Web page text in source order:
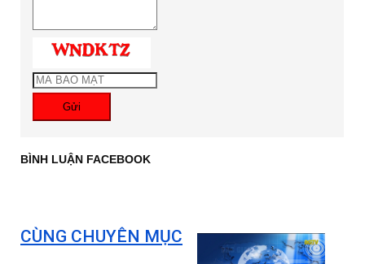
Gửi
BÌNH LUẬN FACEBOOK
CÙNG CHUYÊN MỤC